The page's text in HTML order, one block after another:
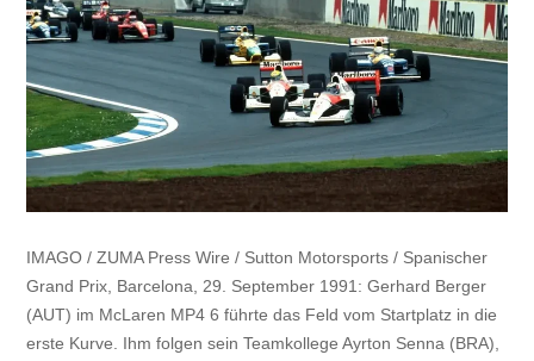
IMAGO / ZUMA Press Wire / Sutton Motorsports / Spanischer
Grand Prix, Barcelona, 29. September 1991: Gerhard Berger
(AUT) im McLaren MP4 6 führte das Feld vom Startplatz in die
erste Kurve. Ihm folgen sein Teamkollege Ayrton Senna (BRA),